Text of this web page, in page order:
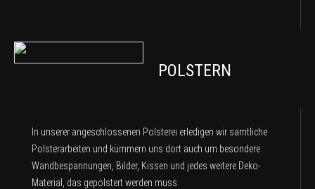
POLSTERN
In unserer angeschlossenen Polsterei erledigen wir sämtliche
Polsterarbeiten und kümmern uns dort auch um besondere
Wandbespannungen, Bilder, Kissen und jedes weitere Deko-
Material, das gepolstert werden muss.